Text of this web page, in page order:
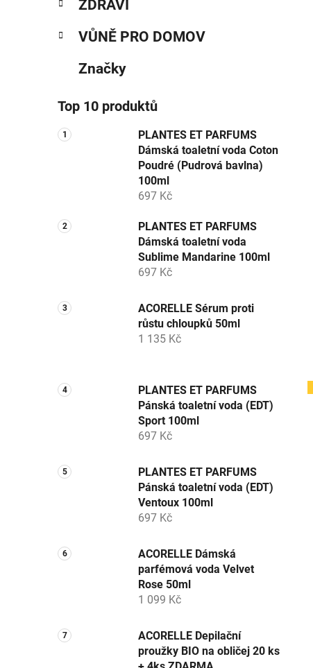
ZDRAVÍ
VŮNĚ PRO DOMOV
Značky
Top 10 produktů
PLANTES ET PARFUMS
Dámská toaletní voda Coton
Poudré (Pudrová bavlna)
100ml
697 Kč
PLANTES ET PARFUMS
Dámská toaletní voda
Sublime Mandarine 100ml
697 Kč
ACORELLE Sérum proti
růstu chloupků 50ml
1 135 Kč
PLANTES ET PARFUMS
Pánská toaletní voda (EDT)
Sport 100ml
697 Kč
PLANTES ET PARFUMS
Pánská toaletní voda (EDT)
Ventoux 100ml
697 Kč
ACORELLE Dámská
parfémová voda Velvet
Rose 50ml
1 099 Kč
ACORELLE Depilační
proužky BIO na obličej 20 ks